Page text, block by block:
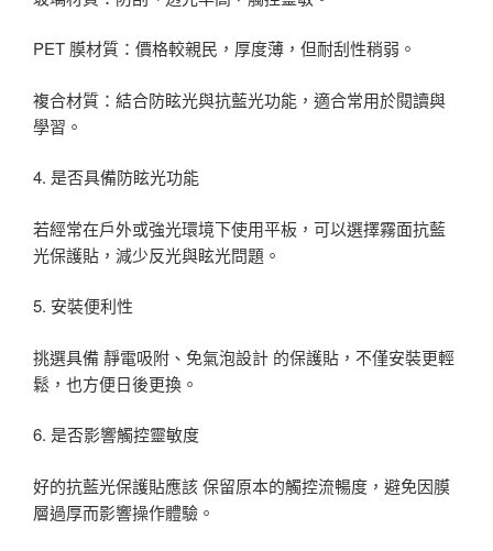
PET 膜材質：價格較親民，厚度薄，但耐刮性稍弱。
複合材質：結合防眩光與抗藍光功能，適合常用於閱讀與
學習。
4. 是否具備防眩光功能
若經常在戶外或強光環境下使用平板，可以選擇霧面抗藍
光保護貼，減少反光與眩光問題。
5. 安裝便利性
挑選具備 靜電吸附、免氣泡設計 的保護貼，不僅安裝更輕
鬆，也方便日後更換。
6. 是否影響觸控靈敏度
好的抗藍光保護貼應該 保留原本的觸控流暢度，避免因膜
層過厚而影響操作體驗。